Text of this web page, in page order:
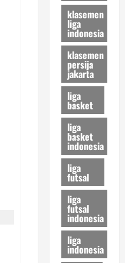
klasemen
liga
indonesia
klasemen
persija
jakarta
liga
basket
liga
basket
indonesia
liga
futsal
liga
futsal
indonesia
liga
indonesia